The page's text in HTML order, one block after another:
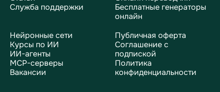
Служба поддержки
Бесплатные генераторы
онлайн
Нейронные сети
Курсы по ИИ
ИИ-агенты
MCP-серверы
Вакансии
Публичная оферта
Соглашение с
подпиской
Политика
конфиденциальности